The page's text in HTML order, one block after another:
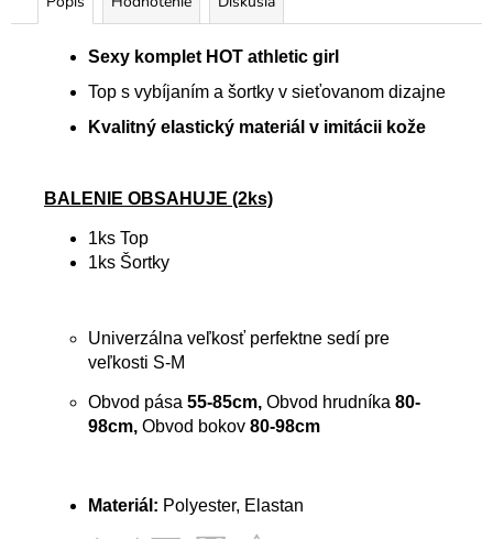
Sexy komplet HOT athletic girl
Top s vybíjaním a šortky v sieťovanom dizajne
Kvalitný elastický materiál v imitácii kože
BALENIE OBSAHUJE (2ks)
1ks Top
1ks Šortky
Univerzálna veľkosť perfektne sedí pre
veľkosti S-M
Obvod pása 55-85cm, Obvod hrudníka 80-
98cm, Obvod bokov 80-98cm
Materiál: Polyester, Elastan